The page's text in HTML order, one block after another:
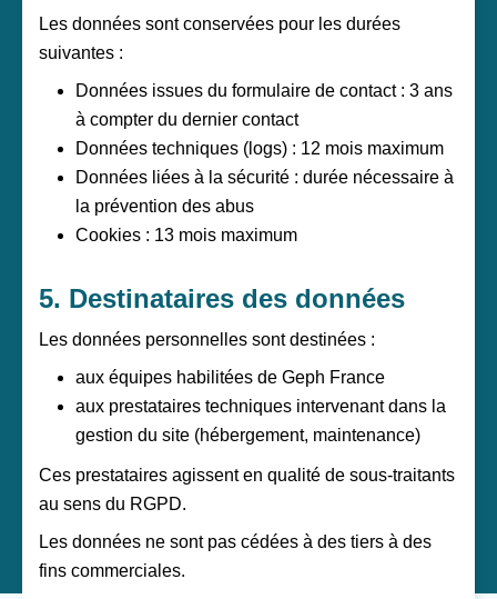
Les données sont conservées pour les durées
suivantes :
Données issues du formulaire de contact : 3 ans
à compter du dernier contact
Données techniques (logs) : 12 mois maximum
Données liées à la sécurité : durée nécessaire à
la prévention des abus
Cookies : 13 mois maximum
5. Destinataires des données
Les données personnelles sont destinées :
aux équipes habilitées de Geph France
aux prestataires techniques intervenant dans la
gestion du site (hébergement, maintenance)
Ces prestataires agissent en qualité de sous-traitants
au sens du RGPD.
Les données ne sont pas cédées à des tiers à des
fins commerciales.